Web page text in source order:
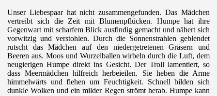
Unser Liebespaar hat nicht zusammengefunden. Das Mädchen
vertreibt sich die Zeit mit Blumenpflücken. Humpe hat ihre
Gegenwart mit scharfem Blick ausfindig gemacht und nähert sich
vorwitzig und verstohlen. Durch die Sonnenstrahlen geblendet
rutscht das Mädchen auf den niedergetretenen Gräsern und
Beeren aus. Moos und Wurzelballen wirbeln durch die Luft, dem
neugierigen Humpe direkt ins Gesicht. Der Troll lamentiert, so
dass Meermädchen hilfreich herbeieilen. Sie heben die Arme
himmelwärts und flehen um Feuchtigkeit. Schnell bilden sich
dunkle Wolken und ein milder Regen strömt herab. Humpe kann